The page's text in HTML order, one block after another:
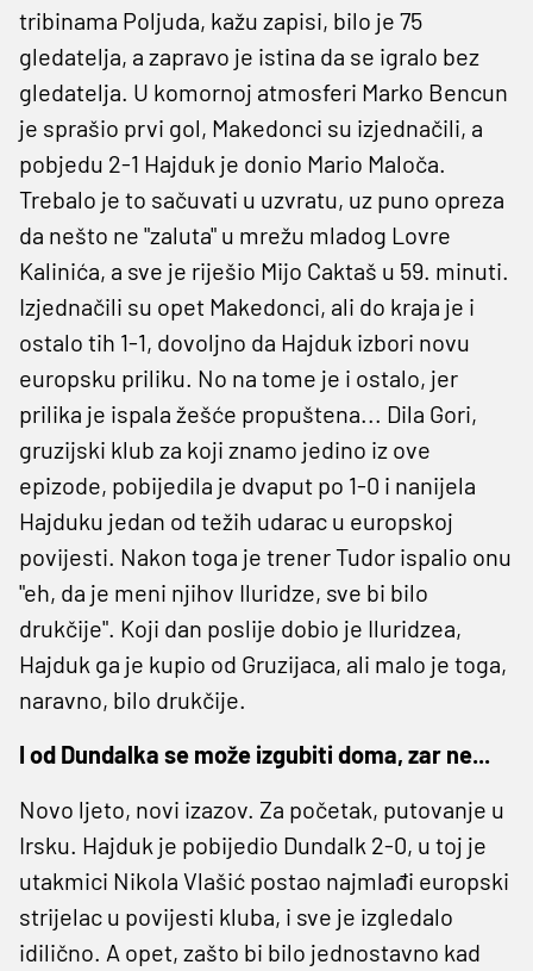
tribinama Poljuda, kažu zapisi, bilo je 75
gledatelja, a zapravo je istina da se igralo bez
gledatelja. U komornoj atmosferi Marko Bencun
je sprašio prvi gol, Makedonci su izjednačili, a
pobjedu 2-1 Hajduk je donio Mario Maloča.
Trebalo je to sačuvati u uzvratu, uz puno opreza
da nešto ne "zaluta" u mrežu mladog Lovre
Kalinića, a sve je riješio Mijo Caktaš u 59. minuti.
Izjednačili su opet Makedonci, ali do kraja je i
ostalo tih 1-1, dovoljno da Hajduk izbori novu
europsku priliku. No na tome je i ostalo, jer
prilika je ispala žešće propuštena... Dila Gori,
gruzijski klub za koji znamo jedino iz ove
epizode, pobijedila je dvaput po 1-0 i nanijela
Hajduku jedan od težih udarac u europskoj
povijesti. Nakon toga je trener Tudor ispalio onu
"eh, da je meni njihov Iluridze, sve bi bilo
drukčije". Koji dan poslije dobio je Iluridzea,
Hajduk ga je kupio od Gruzijaca, ali malo je toga,
naravno, bilo drukčije.
I od Dundalka se može izgubiti doma, zar ne...
Novo ljeto, novi izazov. Za početak, putovanje u
Irsku. Hajduk je pobijedio Dundalk 2-0, u toj je
utakmici Nikola Vlašić postao najmlađi europski
strijelac u povijesti kluba, i sve je izgledalo
idilično. A opet, zašto bi bilo jednostavno kad